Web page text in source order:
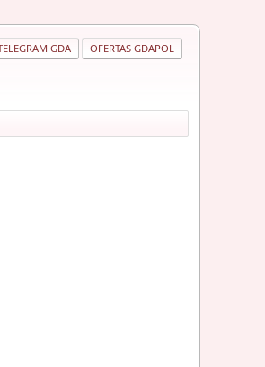
GDA OFERTAS GDAPOL